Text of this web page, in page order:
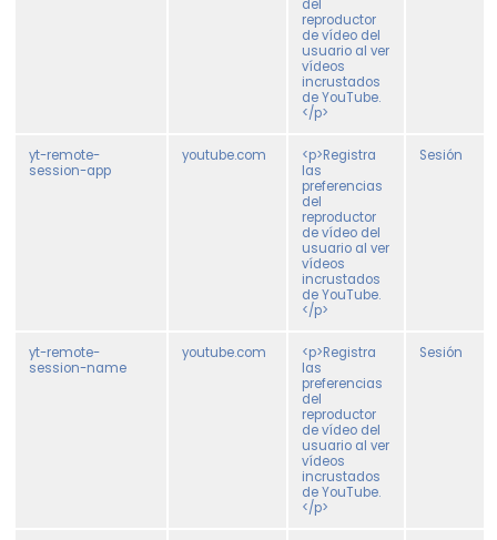
del
reproductor
de vídeo del
usuario al ver
vídeos
incrustados
de YouTube.
</p>
yt-remote-
session-app
youtube.com
<p>Registra
las
preferencias
del
reproductor
de vídeo del
usuario al ver
vídeos
incrustados
de YouTube.
</p>
Sesión
yt-remote-
session-name
youtube.com
<p>Registra
las
preferencias
del
reproductor
de vídeo del
usuario al ver
vídeos
incrustados
de YouTube.
</p>
Sesión